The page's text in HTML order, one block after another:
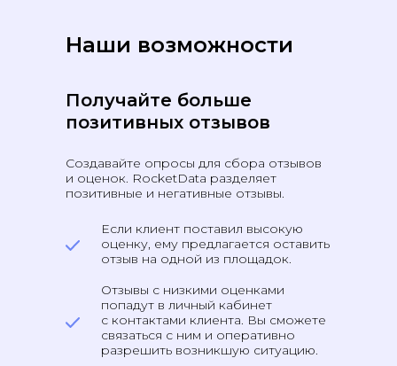
Наши возможности
Если клиент поставил высокую
оценку, ему предлагается оставить
отзыв на одной из площадок.
Отзывы с низкими оценками
попадут в личный кабинет
с контактами клиента. Вы сможете
связаться с ним и оперативно
разрешить возникшую ситуацию.
Получайте больше
позитивных отзывов
Создавайте опросы для сбора отзывов
и оценок. RocketData разделяет
позитивные и негативные отзывы.